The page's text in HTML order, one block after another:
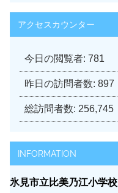
アクセスカウンター
今日の閲覧者: 781
昨日の訪問者数: 897
総訪問者数: 256,745
INFORMATION
氷見市立比美乃江小学校